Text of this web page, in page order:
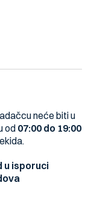
neće biti u
od 07:00 do 19:00
u isporuci